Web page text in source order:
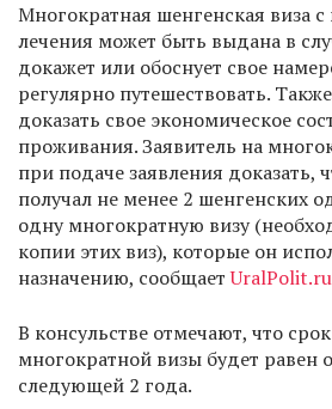
Многократная шенгенская виза
лечения может быть выдана в
докажет или обоснует свое
регулярно путешествовать.
доказать свое экономическое
проживания. Заявитель на
при подаче заявления доказать,
получал не менее 2 шенгенских
одну многократную визу
копии этих виз), которые он
назначению, сообщаетUralPolit.ru
В консульстве отмечают, что
многократной визы будет равен
следующей 2 года.